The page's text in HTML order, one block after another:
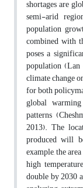
shortages are
semi-arid
population
combined with
poses a
population
climate change
for both
global
patterns
2013). The
produced will
example, the
high
double by 2030